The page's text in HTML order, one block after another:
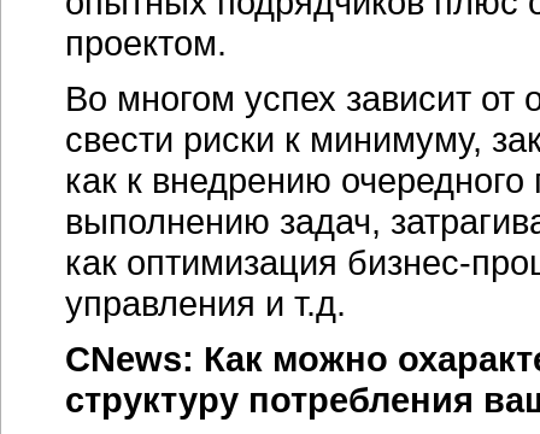
проектом.
Во многом успех зависит от
свести риски к минимуму,
как к внедрению
выполнению задач,
как оптимизация бизнес-
управления и т.д.
CNews: Как можно
структуру потребления